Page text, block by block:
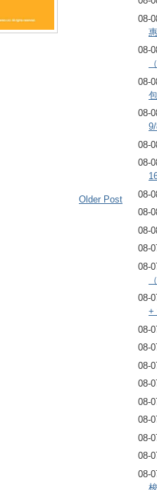
08-
08-
08-
08-
9/
08-
08-
08-
08-
08-
08-
08-
08-
+
08-
08-
08-
08-
08-
08-
08-
08-
08-
Older Post